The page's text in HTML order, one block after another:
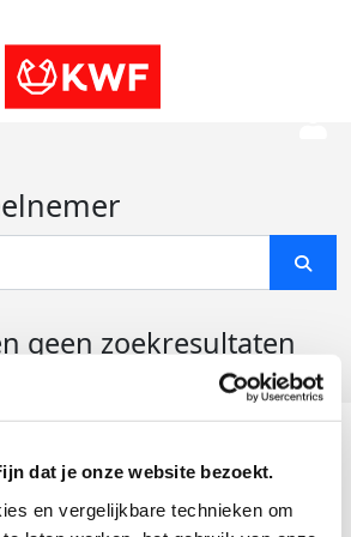
dat je onze website bezoekt.
en vergelijkbare technieken om
geen zoekresultaten